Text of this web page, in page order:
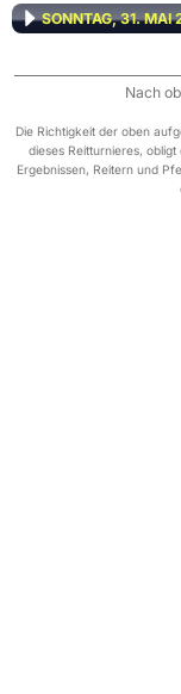
SONNTAG, 31. MAI
Nach
Die Richtigkeit der oben
dieses Reitturnieres,
Ergebnissen, Reitern und